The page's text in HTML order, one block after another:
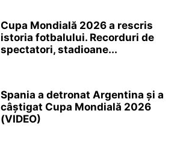
Cupa Mondială 2026 a rescris
istoria fotbalului. Recorduri de
spectatori, stadioane...
Spania a detronat Argentina și a
câștigat Cupa Mondială 2026
(VIDEO)